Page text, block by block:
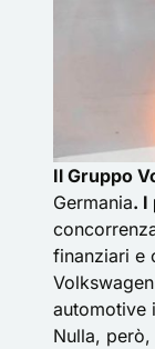
Il Gruppo
Germania. I
finanziari e
automotive
Nulla,